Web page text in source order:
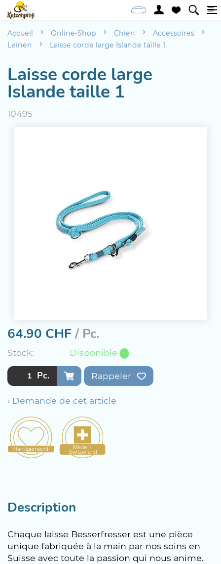
Accueil Online-Shop Chien
Accessoires
Leinen
Laisse corde large Islande taille 1
Laisse corde large
Islande taille 1
10495
64.90 CHF/ Pc.
Stock: Disponible
Pc. Rappeler
› Demande de cet article
Description
Chaque laisse Besserfresser est une pièce
unique fabriquée à la main par nos soins en
Suisse avec toute la passion qui nous anime.